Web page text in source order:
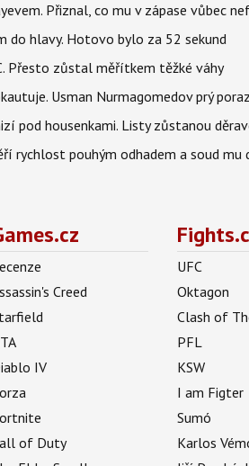
Přiznal, co mu v zápase vůbec
do hlavy. Hotovo bylo za 52 sekund
Přesto zůstal měřítkem těžké váhy
Usman Nurmagomedov prý
pod housenkami. Listy zůstanou
rychlost pouhým odhadem a soud
Creed
IV
of Duty
UFC
Oktagon
Clash of
PFL
KSW
I am Figter
Sumó
Karlos